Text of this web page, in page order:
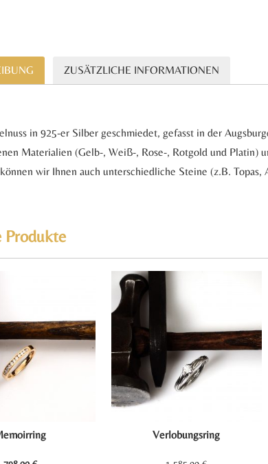
ZUSÄTZLICHE INFORMATIONEN
in 925-er Silber geschmiedet, gefasst in der
Materialien (Gelb-, Weiß-, Rose-, Rotgold und Platin)
wir Ihnen auch unterschiedliche Steine (z.B. Topas,
Produkte
Verlobungsring